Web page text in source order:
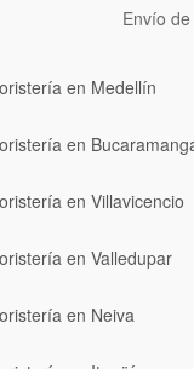
Envío
en Medellín
en
en Villavicencio
en Valledupar
en Neiva